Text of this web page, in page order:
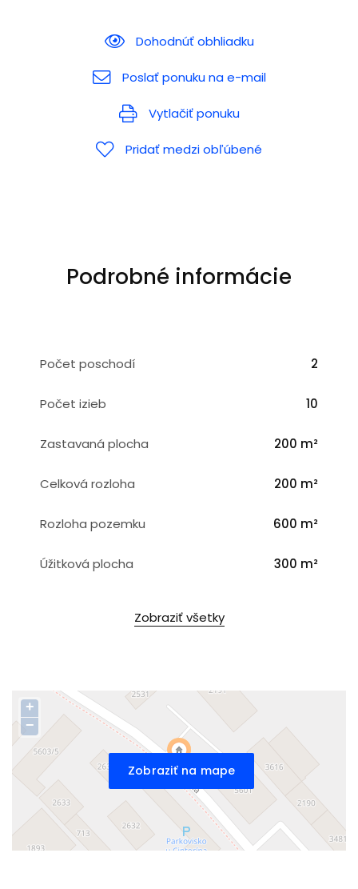
Dohodnúť obhliadku
Poslať ponuku na e-mail
Vytlačiť ponuku
Pridať medzi obľúbené
Podrobné informácie
Počet poschodí 2
Počet izieb 10
Zastavaná plocha 200 m²
Celková rozloha 200 m²
Rozloha pozemku 600 m²
Úžitková plocha 300 m²
Zobraziť všetky
Zobraziť na mape
+
−